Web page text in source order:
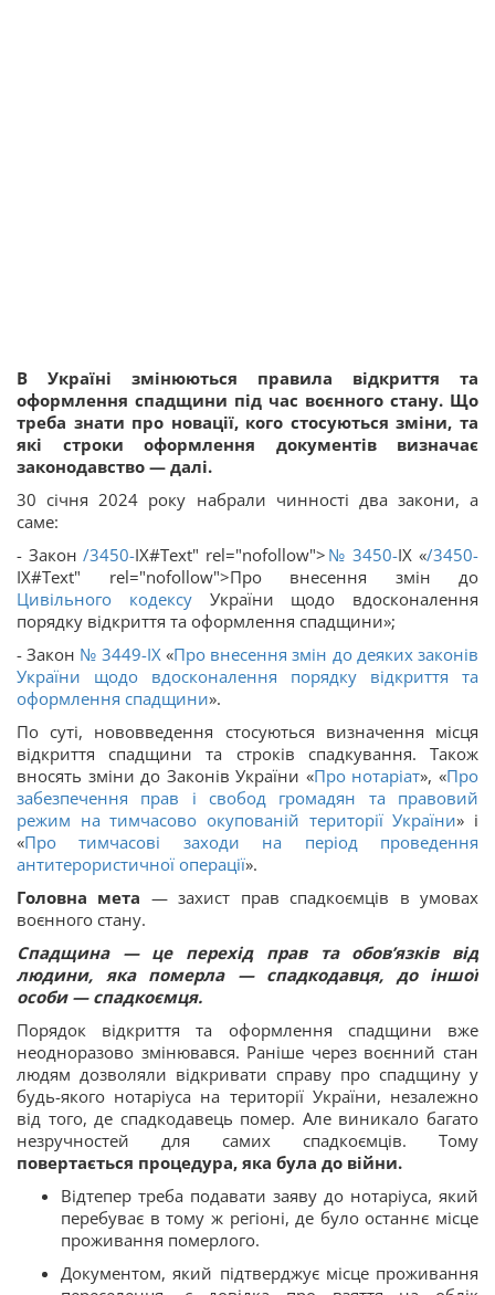
В Україні змінюються правила відкриття та
оформлення спадщини під час воєнного стану. Що
треба знати про новації, кого стосуються зміни, та
які строки оформлення документів визначає
законодавство — далі.
30 січня 2024 року набрали чинності два закони, а
саме:
- Закон/3450-IX#Text" rel="nofollow"> № 3450-IX «/3450-
IX#Text" rel="nofollow">Про внесення змін до
Цивільного кодексуУкраїни щодо вдосконалення
порядку відкриття та оформлення спадщини»;
- Закон № 3449-IX«Про внесення змін до деяких законів
України щодо вдосконалення порядку відкриття та
оформлення спадщини».
По суті, нововведення стосуються визначення місця
відкриття спадщини та строків спадкування. Також
вносять зміни до Законів України «Про нотаріат», «Про
забезпечення прав і свобод громадян та правовий
режим на тимчасово окупованій території України» і
«Про тимчасові заходи на період проведення
антитерористичної операції».
Головна мета — захист прав спадкоємців в умовах
воєнного стану.
Спадщина — це перехід прав та обов’язків від
людини, яка померла — спадкодавця, до іншої
особи — спадкоємця.
Порядок відкриття та оформлення спадщини вже
неодноразово змінювався. Раніше через воєнний стан
людям дозволяли відкривати справу про спадщину у
будь-якого нотаріуса на території України, незалежно
від того, де спадкодавець помер. Але виникало багато
незручностей для самих спадкоємців. Тому
повертається процедура, яка була до війни.
Відтепер треба подавати заяву до нотаріуса, який
перебуває в тому ж регіоні, де було останнє місце
проживання померлого.
Документом, який підтверджує місце проживання